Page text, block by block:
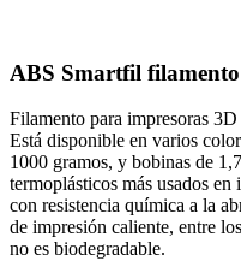
ABS Smartfil
Filamento para impresoras 3D
Está disponible en varios
1000 gramos, y bobinas de
termoplásticos más usados
con resistencia química a la
de impresión caliente, entre
no es biodegradable.